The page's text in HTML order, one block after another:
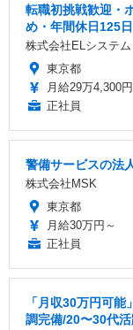
転職初挑戦歓迎・
め・年間休日125
株式会社ELシステム
東京都
月給29万4,300
正社員
警備サービスの法
株式会社MSK
東京都
月給30万円～
正社員
「月収30万円可
調完備/20〜30代活